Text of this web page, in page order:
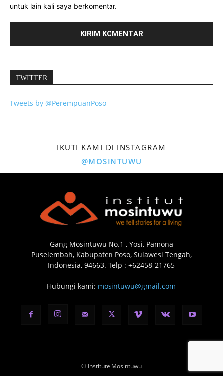
untuk lain kali saya berkomentar.
TWITTER
Tweets by @PerempuanPoso
IKUTI KAMI DI INSTAGRAM
@MOSINTUWU
Gang Mosintuwu No.1 , Yosi, Pamona
Puselembah, Kabupaten Poso, Sulawesi Tengah,
Indonesia, 94663. Telp : +62458-21765
Hubungi kami: mosintuwu@gmail.com
© Institute Mosintuwu